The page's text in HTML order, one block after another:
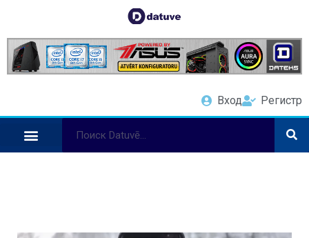
Вход Регистр